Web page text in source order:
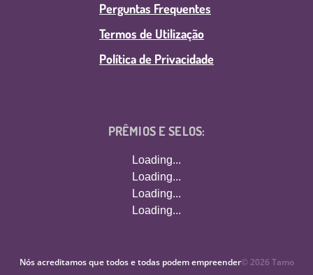
Perguntas Frequentes
Termos de Utilização
Política de Privacidade
PRÊMIOS E SELOS:
Loading...
Loading...
Loading...
Loading...
Nós acreditamos que todos e todas podem empreender© 2026 Tamo